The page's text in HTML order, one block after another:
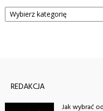
Kategorie
REDAKCJA
Jak wybrać